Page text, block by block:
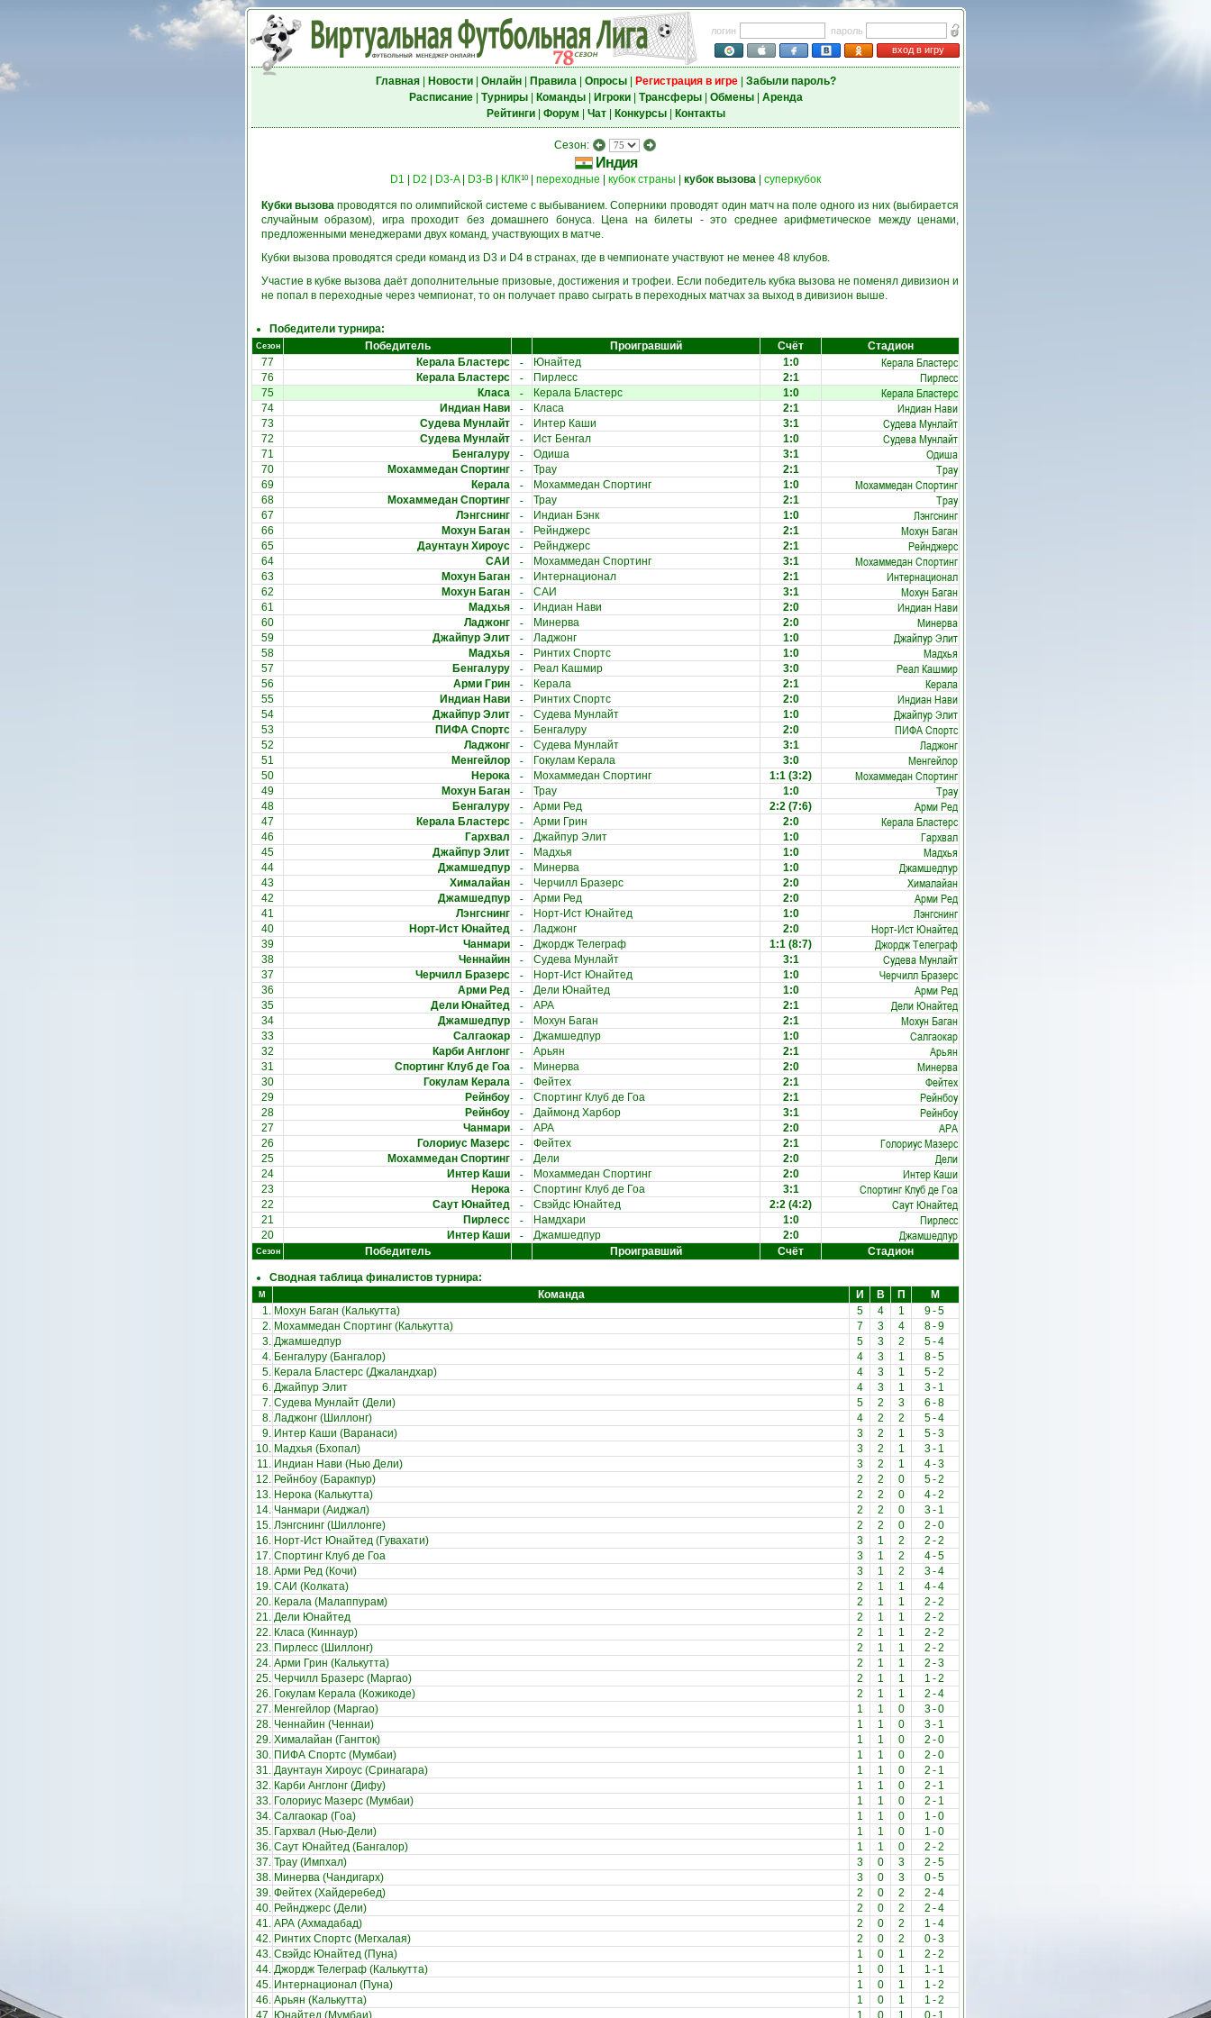
логин
пароль
вход в игру
Главная| Новости| Онлайн| Правила| Опросы| Регистрация в игре| Забыли пароль?
Расписание| Турниры| Команды| Игроки| Трансферы| Обмены| Аренда
Рейтинги| Форум Чат| Конкурсы| Контакты
Сезон:
Индия
D1 D2 D3-A| D3-B КЛК10| переходные кубок страны кубок вызова суперкубок
Кубки вызова проводятся по олимпийской системе с выбыванием. Соперники проводят один матч на поле одного из них (выбирается
случайным образом), игра проходит без домашнего бонуса. Цена на билеты - это среднее арифметическое между ценами,
предложенными менеджерами двух команд, участвующих в матче.
Кубки вызова проводятся среди команд из D3 и D4 в странах, где в чемпионате участвуют не менее 48 клубов.
Участие в кубке вызова даёт дополнительные призовые, достижения и трофеи. Если победитель кубка вызова не поменял дивизион и
не попал в переходные через чемпионат, то он получает право сыграть в переходных матчах за выход в дивизион выше.
Победители турнира:
Сезон Победитель Проигравший Счёт
Стадион
77
Керала Бластерс - Юнайтед 1:0 Керала Бластерс
76 Керала Бластерс - Пирлесс 2:1 Пирлесс
75 Класа - Керала Бластерс 1:0 Керала Бластерс
74 Индиан Нави - Класа 2:1 Индиан Нави
73 Судева Мунлайт - Интер Каши 3:1 Судева Мунлайт
72 Судева Мунлайт - Ист Бенгал 1:0 Судева Мунлайт
71 Бенгалуру - Одиша 3:1 Одиша
70 Мохаммедан Спортинг - Трау 2:1 Трау
69 Керала - Мохаммедан Спортинг 1:0 Мохаммедан Спортинг
68 Мохаммедан Спортинг - Трау 2:1 Трау
67 Лэнгснинг - Индиан Бэнк 1:0 Лэнгснинг
66 Мохун Баган - Рейнджерс 2:1 Мохун Баган
65 Даунтаун Хироус - Рейнджерс 2:1 Рейнджерс
64 САИ - Мохаммедан Спортинг 3:1 Мохаммедан Спортинг
63 Мохун Баган - Интернационал 2:1 Интернационал
62 Мохун Баган - САИ 3:1 Мохун Баган
61 Мадхья - Индиан Нави 2:0 Индиан Нави
60 Ладжонг - Минерва 2:0 Минерва
59 Джайпур Элит - Ладжонг 1:0 Джайпур Элит
58 Мадхья - Ринтих Спортс 1:0 Мадхья
57 Бенгалуру - Реал Кашмир 3:0 Реал Кашмир
56 Арми Грин - Керала 2:1 Керала
55 Индиан Нави - Ринтих Спортс 2:0 Индиан Нави
54 Джайпур Элит - Судева Мунлайт 1:0 Джайпур Элит
53 ПИФА Спортс - Бенгалуру 2:0 ПИФА Спортс
52 Ладжонг - Судева Мунлайт 3:1 Ладжонг
51 Менгейлор - Гокулам Керала 3:0 Менгейлор
50 Нерока - Мохаммедан Спортинг 1:1 (3:2) Мохаммедан Спортинг
49 Мохун Баган - Трау 1:0 Трау
48 Бенгалуру - Арми Ред 2:2 (7:6) Арми Ред
47 Керала Бластерс - Арми Грин 2:0 Керала Бластерс
46 Гархвал - Джайпур Элит 1:0 Гархвал
45 Джайпур Элит - Мадхья 1:0 Мадхья
44 Джамшедпур - Минерва 1:0 Джамшедпур
43 Хималайан - Черчилл Бразерс 2:0 Хималайан
42 Джамшедпур - Арми Ред 2:0 Арми Ред
41 Лэнгснинг - Норт-Ист Юнайтед 1:0 Лэнгснинг
40 Норт-Ист Юнайтед - Ладжонг 2:0 Норт-Ист Юнайтед
39 Чанмари - Джордж Телеграф 1:1 (8:7) Джордж Телеграф
38 Ченнайин - Судева Мунлайт 3:1 Судева Мунлайт
37 Черчилл Бразерс - Норт-Ист Юнайтед 1:0 Черчилл Бразерс
36 Арми Ред - Дели Юнайтед 1:0 Арми Ред
35 Дели Юнайтед - АРА 2:1 Дели Юнайтед
34 Джамшедпур - Мохун Баган 2:1 Мохун Баган
33 Салгаокар - Джамшедпур 1:0 Салгаокар
32 Карби Англонг - Арьян 2:1 Арьян
31 Спортинг Клуб де Гоа - Минерва 2:0 Минерва
30 Гокулам Керала - Фейтех 2:1 Фейтех
29 Рейнбоу - Спортинг Клуб де Гоа 2:1 Рейнбоу
28 Рейнбоу - Даймонд Харбор 3:1 Рейнбоу
27 Чанмари - АРА 2:0 АРА
26 Голориус Мазерс - Фейтех 2:1 Голориус Мазерс
25 Мохаммедан Спортинг - Дели 2:0 Дели
24 Интер Каши - Мохаммедан Спортинг 2:0 Интер Каши
23 Нерока - Спортинг Клуб де Гоа 3:1 Спортинг Клуб де Гоа
22 Саут Юнайтед - Свэйдс Юнайтед 2:2 (4:2) Саут Юнайтед
21 Пирлесс - Намдхари 1:0 Пирлесс
20 Интер Каши - Джамшедпур 2:0 Джамшедпур
Сезон Победитель Проигравший Счёт Стадион
Сводная таблица финалистов турнира:
М Команда И В П
М
1. Мохун Баган (Калькутта) 5 4 1 9-5
2. Мохаммедан Спортинг (Калькутта) 7 3 4 8-9
3. Джамшедпур 5 3 2 5-4
4. Бенгалуру (Бангалор) 4 3 1 8-5
5. Керала Бластерс (Джаландхар) 4 3 1 5-2
6. Джайпур Элит 4 3 1 3- 1
7. Судева Мунлайт (Дели) 5 2 3 6 -8
8. Ладжонг (Шиллонг) 4 2 2 5-4
9. Интер Каши (Варанаси) 3 2 1 5-3
10. Мадхья (Бхопал) 3 2 1 3- 1
11. Индиан Нави (Нью Дели) 3 2 1 4-3
12. Рейнбоу (Баракпур) 2 2 0 5-2
13. Нерока (Калькутта) 2 2 0 4-2
14. Чанмари (Аиджал) 2 2 0 3- 1
15. Лэнгснинг (Шиллонге) 2 2 0 2 -0
16. Норт-Ист Юнайтед (Гувахати) 3 1 2 2 -2
17. Спортинг Клуб де Гоа 3 1 2 4-5
18. Арми Ред (Кочи) 3 1 2 3-4
19. САИ (Колката) 2 1 1 4-4
20. Керала (Малаппурам) 2 1 1 2 -2
21. Дели Юнайтед 2 1 1 2 -2
22. Класа (Киннаур) 2 1 1 2 -2
23. Пирлесс (Шиллонг) 2 1 1 2 -2
24. Арми Грин (Калькутта) 2 1 1 2 -3
25. Черчилл Бразерс (Маргао) 2 1 1 1 -2
26. Гокулам Керала (Кожикоде) 2 1 1 2 -4
27. Менгейлор (Маргао) 1 1 0 3-0
28. Ченнайин (Ченнаи) 1 1 0 3- 1
29. Хималайан (Гангток) 1 1 0 2 -0
30. ПИФА Спортс (Мумбаи) 1 1 0 2 -0
31. Даунтаун Хироус (Сринагара) 1 1 0 2 - 1
32. Карби Англонг (Дифу) 1 1 0 2 - 1
33. Голориус Мазерс (Мумбаи) 1 1 0 2 - 1
34. Салгаокар (Гоа) 1 1 0 1 -0
35. Гархвал (Нью-Дели) 1 1 0 1 -0
36. Саут Юнайтед (Бангалор) 1 1 0 2 -2
37. Трау (Импхал) 3 0 3 2 -5
38. Минерва (Чандигарх) 3 0 3 0-5
39. Фейтех (Хайдеребед) 2 0 2 2 -4
40. Рейнджерс (Дели) 2 0 2 2 -4
41. АРА (Ахмадабад) 2 0 2 1 -4
42. Ринтих Спортс (Мегхалая) 2 0 2 0-3
43. Свэйдс Юнайтед (Пуна) 1 0 1 2 -2
44. Джордж Телеграф (Калькутта) 1 0 1 1 - 1
45. Интернационал (Пуна) 1 0 1 1 -2
46. Арьян (Калькутта) 1 0 1 1 -2
47.
Юнайтед (Мумбаи) 1 0 1 0- 1